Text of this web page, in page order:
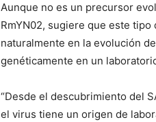
Aunque no es un precursor
RmYN02, sugiere que este
naturalmente en la evolución
genéticamente en un
“Desde el descubrimiento del
el virus tiene un origen de